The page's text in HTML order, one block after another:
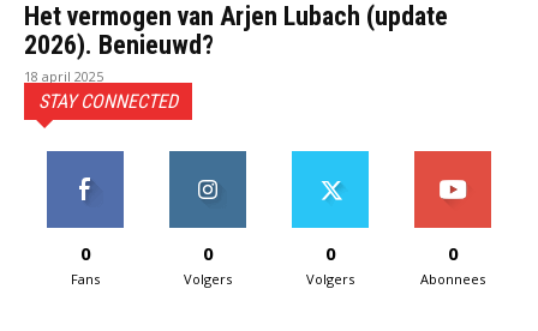
Het vermogen van Arjen Lubach (update
2026). Benieuwd?
18 april 2025
STAY CONNECTED
0
Fans
0
Volgers
0
Volgers
0
Abonnees